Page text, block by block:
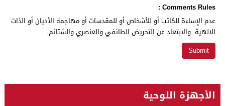
Comments Rules :
عدم الإساءة للكاتب أو للأشخاص أو للمقدسات أو مهاجمة الأديان أو الذات
الالهية. والابتعاد عن التحريض الطائفي والعنصري والشتائم.
الأجهزة اللوحية